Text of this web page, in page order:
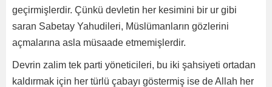
geçirmişlerdir. Çünkü devletin her kesimini bir ur gibi
saran Sabetay Yahudileri, Müslümanların gözlerini
açmalarına asla müsaade etmemişlerdir.
Devrin zalim tek parti yöneticileri, bu iki şahsiyeti ortadan
kaldırmak için her türlü çabayı göstermiş ise de Allah her